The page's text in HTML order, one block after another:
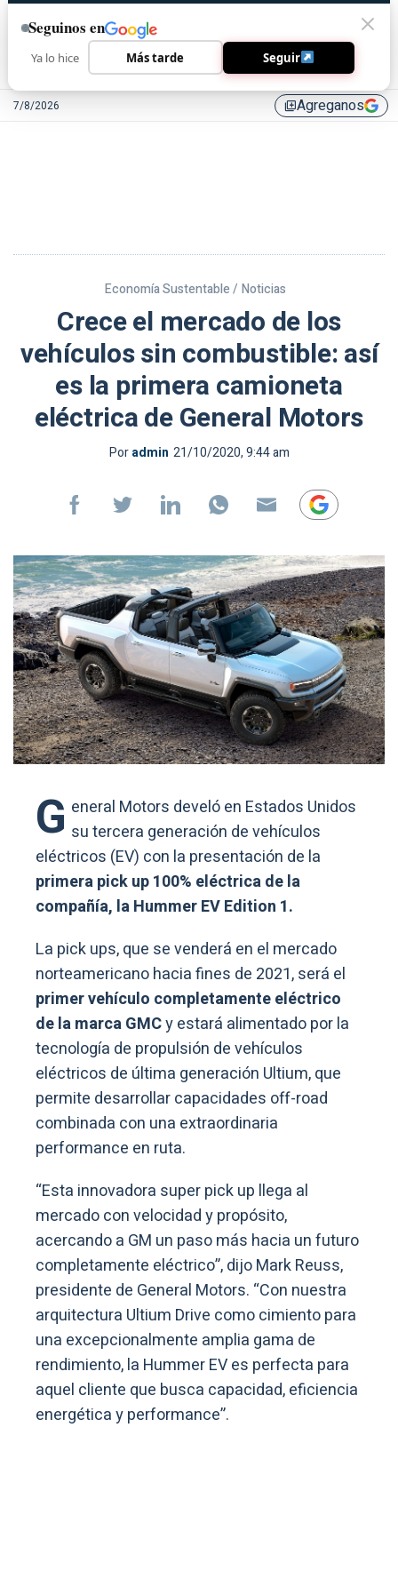
7/8/2026 library_addAgreganos
Economía Sustentable / Noticias
Crece el mercado de los
vehículos sin combustible: así
es la primera camioneta
eléctrica de General Motors
Poradmin 21/10/2020, 9:44 am
G eneral Motors develó en Estados Unidos
su tercera generación de vehículos
eléctricos (EV) con la presentación de la
primera pick up 100% eléctrica de la
compañía, la Hummer EV Edition 1.
La pick ups, que se venderá en el mercado
norteamericano hacia fines de 2021, será el
primer vehículo completamente eléctrico
de la marca GMCy estará alimentado por la
tecnología de propulsión de vehículos
eléctricos de última generación Ultium, que
permite desarrollar capacidades off-road
combinada con una extraordinaria
performance en ruta.
“Esta innovadora super pick up llega al
mercado con velocidad y propósito,
acercando a GM un paso más hacia un futuro
completamente eléctrico”, dijo Mark Reuss,
presidente de General Motors. “Con nuestra
arquitectura Ultium Drive como cimiento para
una excepcionalmente amplia gama de
rendimiento, la Hummer EV es perfecta para
aquel cliente que busca capacidad, eficiencia
energética y performance”.
Seguinos en
Ya lo hice Más tarde Seguir